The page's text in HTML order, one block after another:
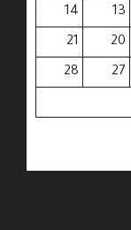
13
14
20
21
27
28